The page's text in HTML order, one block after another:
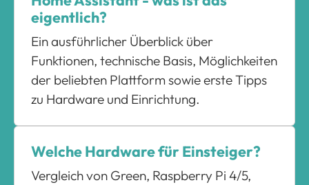
eigentlich?
Ein ausführlicher Überblick über
Funktionen, technische Basis, Möglichkeiten
der beliebten Plattform sowie erste Tipps
zu Hardware und Einrichtung.
Welche Hardware für Einsteiger?
Vergleich von Green, Raspberry Pi 4/5,